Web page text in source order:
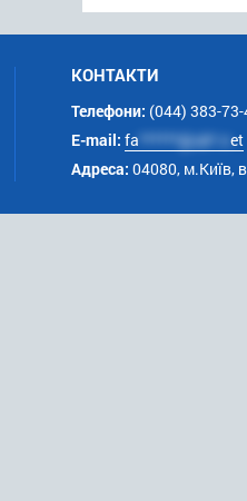
КОНТАКТИ
Телефони: (044) 383-
E-mail: fa ******@uk*.net
Адреса: 04080, м.Київ,